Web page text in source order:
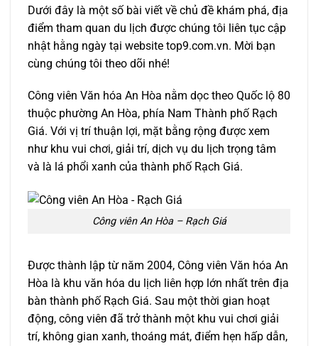
Dưới đây là một số bài viết về chủ đề khám phá, địa
điểm tham quan du lịch được chúng tôi liên tục cập
nhật hằng ngày tại website top9.com.vn. Mời bạn
cùng chúng tôi theo dõi nhé!
Công viên Văn hóa An Hòa nằm dọc theo Quốc lộ 80
thuộc phường An Hòa, phía Nam Thành phố Rạch
Giá. Với vị trí thuận lợi, mặt bằng rộng được xem
như khu vui chơi, giải trí, dịch vụ du lịch trọng tâm
và là lá phổi xanh của thành phố Rạch Giá.
Công viên An Hòa – Rạch Giá
Được thành lập từ năm 2004, Công viên Văn hóa An
Hòa là khu văn hóa du lịch liên hợp lớn nhất trên địa
bàn thành phố Rạch Giá. Sau một thời gian hoạt
động, công viên đã trở thành một khu vui chơi giải
trí, không gian xanh, thoáng mát, điểm hẹn hấp dẫn,